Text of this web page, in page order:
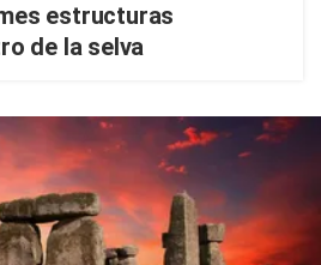
estructuras
de la selva